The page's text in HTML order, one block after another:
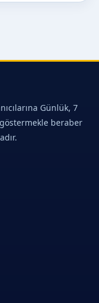
Günlük, 7
beraber